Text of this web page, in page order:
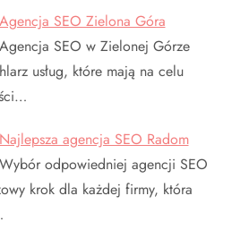
Agencja SEO Zielona Góra
Agencja SEO w Zielonej Górze
usług, które mają na celu
Najlepsza agencja SEO Radom
Wybór odpowiedniej agencji SEO
krok dla każdej firmy, która